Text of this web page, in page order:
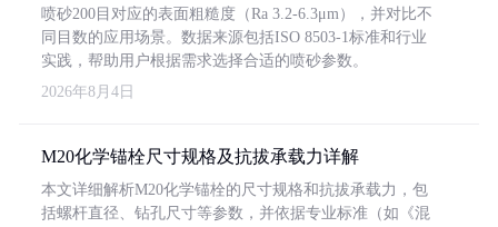
喷砂200目对应的表面粗糙度（Ra 3.2-6.3μm），并对比不
同目数的应用场景。数据来源包括ISO 8503-1标准和行业
实践，帮助用户根据需求选择合适的喷砂参数。
2026年8月4日
M20化学锚栓尺寸规格及抗拔承载力详解
本文详细解析M20化学锚栓的尺寸规格和抗拔承载力，包
括螺杆直径、钻孔尺寸等参数，并依据专业标准（如《混